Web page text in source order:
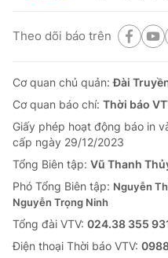
Theo dõi báo trên
Cơ quan chủ quản:Đài
Cơ quan báo chí: Thời báo
Giấy phép hoạt động báo in
cấp ngày 29/12/2023
Tổng Biên tập: Vũ Thanh
Phó Tổng Biên tập: Nguyễn
Nguyễn Trọng Ninh
Tổng đài VTV: 024.38 355
Ðiện thoại Thời báo VTV: